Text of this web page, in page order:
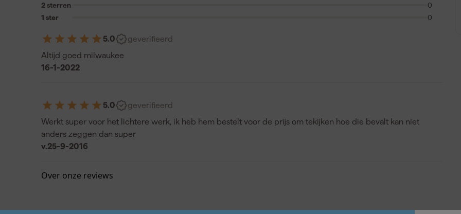
2 sterren
0
1 ster
0
5.0
geverifieerd
Altijd goed milwaukee
16-1-2022
5.0
geverifieerd
Werkt super voor het lichtere werk, ik heb hem bestelt voor de prijs om tekijken hoe die bevalt kan niet
anders zeggen dan super
v.25-9-2016
Over onze reviews